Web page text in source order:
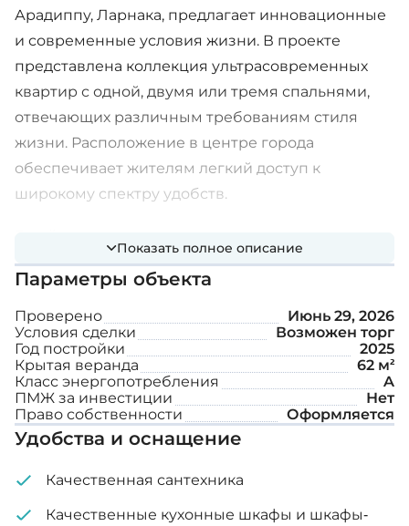
Арадиппу, Ларнака, предлагает инновационные
и современные условия жизни. В проекте
представлена коллекция ультрасовременных
квартир с одной, двумя или тремя спальнями,
отвечающих различным требованиям стиля
жизни. Расположение в центре города
обеспечивает жителям легкий доступ к
широкому спектру удобств.
образовательных учреждений, от начальных и
средних школ до высших учебных заведений,
что обеспечивает удобство для семей и жителей
всех возрастных групп. Торговый центр
Metropolis Mall в Ларнаке, расположенный всего
в 5 минутах езды, предлагает отличные
возможности для шопинга, а кулинарная сцена -
разнообразные рестораны, от местных
Дополнительные возможности:
Показать полное описание
Параметры объекта
Проверено
Июнь 29, 2026
Условия сделки
Возможен торг
Год постройки
2025
Крытая веранда
62 м²
Класс энергопотребления
A
ПМЖ за инвестиции
Нет
Право собственности
Оформляется
Удобства и оснащение
Качественная сантехника
Качественные кухонные шкафы и шкафы-